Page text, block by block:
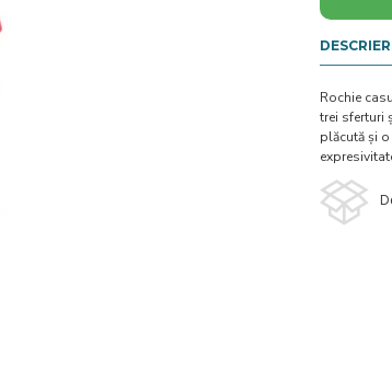
Rochie
trei sferturi
plăcută și